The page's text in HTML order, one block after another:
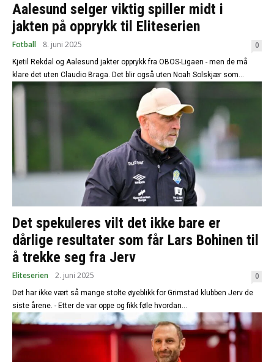
Aalesund selger viktig spiller midt i
jakten på opprykk til Eliteserien
Fotball 8. juni 2025 0
Kjetil Rekdal og Aalesund jakter opprykk fra OBOS-Ligaen - men de må
klare det uten Claudio Braga. Det blir også uten Noah Solskjær som...
Det spekuleres vilt det ikke bare er
dårlige resultater som får Lars Bohinen til
å trekke seg fra Jerv
Eliteserien 2. juni 2025 0
Det har ikke vært så mange stolte øyeblikk for Grimstad klubben Jerv de
siste årene. - Etter de var oppe og fikk føle hvordan...